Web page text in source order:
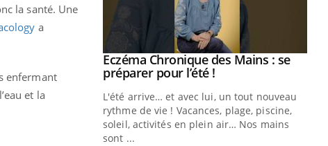
la santé. Une
a
enfermant
et la
le diabète de type 2
chez les
Youtube
Eczéma Chronique des Mains : se
préparer pour l’été !Youtube
L'été arrive… et avec lui, un tout nouveau
rythme de vie ! Vacances, plage, piscine,
soleil, activités en plein air… Nos mains
sont ...